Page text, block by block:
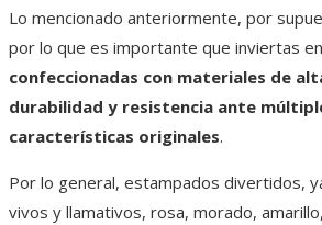
Lo mencionado anteriormente, por
por lo que es importante que inviertas
confeccionadas con materiales de
durabilidad y resistencia ante
características originales.
Por lo general, estampados divertidos,
vivos y llamativos, rosa, morado,